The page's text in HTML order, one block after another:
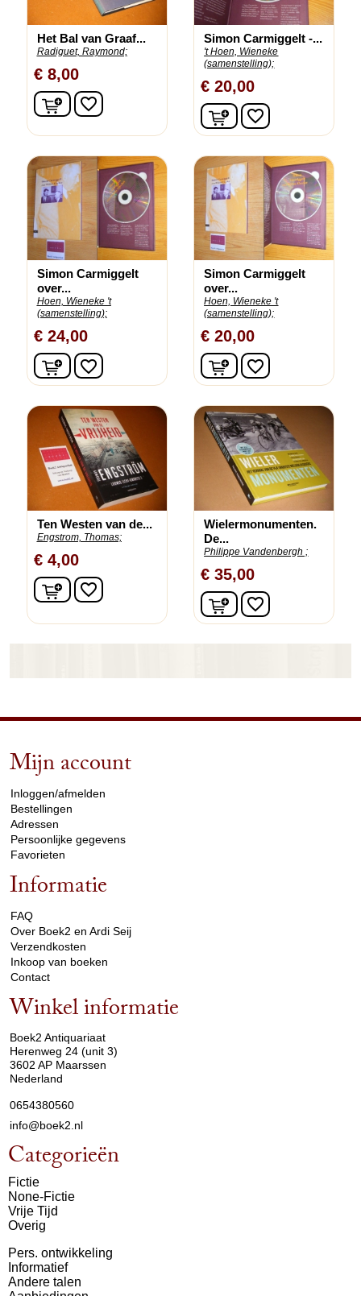
Het Bal van Graaf...
Radiguet, Raymond;
€ 8,00
In winkelwagen
favorite_border
Simon Carmiggelt -...
't Hoen, Wieneke
(samenstelling);
€ 20,00
In winkelwagen
favorite_border
Simon Carmiggelt
over...
Hoen, Wieneke 't
(samenstelling);
€ 24,00
In winkelwagen
favorite_border
Simon Carmiggelt
over...
Hoen, Wieneke 't
(samenstelling);
€ 20,00
In winkelwagen
favorite_border
Ten Westen van de...
Engstrom, Thomas;
€ 4,00
In winkelwagen
favorite_border
Wielermonumenten.
De...
Philippe Vandenbergh ;
€ 35,00
In winkelwagen
favorite_border
Mijn account
Inloggen/afmelden
Bestellingen
Adressen
Persoonlijke gegevens
Favorieten
Informatie
FAQ
Over Boek2 en Ardi Seij
Verzendkosten
Inkoop van boeken
Contact
Winkel informatie
Boek2 Antiquariaat
Herenweg 24 (unit 3)
3602 AP Maarssen
Nederland
0654380560
info@boek2.nl
Categorieën
Fictie
None-Fictie
Vrije Tijd
Overig
Pers. ontwikkeling
Informatief
Andere talen